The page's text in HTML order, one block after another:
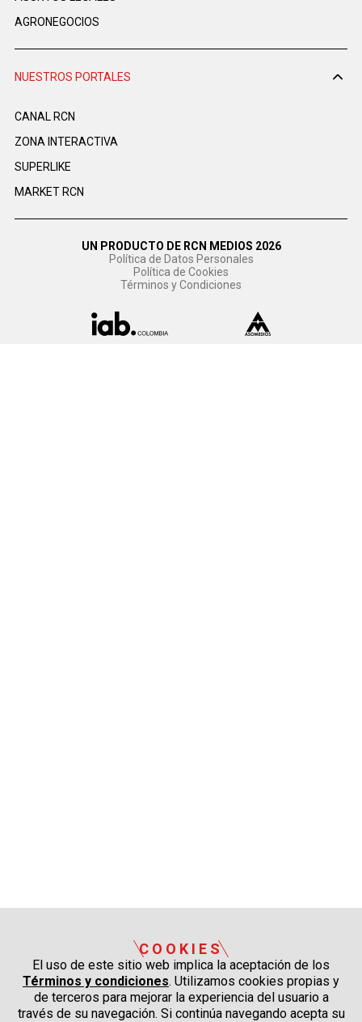
AGRONEGOCIOS
NUESTROS PORTALES
CANAL RCN
ZONA INTERACTIVA
SUPERLIKE
MARKET RCN
UN PRODUCTO DE RCN MEDIOS 2026
Política de Datos Personales
Política de Cookies
Términos y Condiciones
COOKIES
El uso de este sitio web implica la aceptación de los
Términos y condiciones. Utilizamos cookies propias y
de terceros para mejorar la experiencia del usuario a
través de su navegación. Si continúa navegando acepta su